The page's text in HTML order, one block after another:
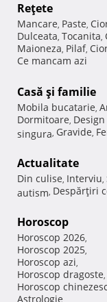
Reţete
Mancare, Paste,
Dulceata, Tocanita,
Maioneza, Pilaf,
Ce mancam azi
Casă şi familie
Mobila bucatarie,
Dormitoare,
singura, Gravide,
Actualitate
Din culise, Interviu,
autism, Despărţiri
Horoscop
Horoscop 2026,
Horoscop 2025,
Horoscop azi,
Horoscop dragoste,
Horoscop chinezesc
Astrologie